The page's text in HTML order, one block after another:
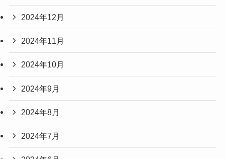
2024年12月
2024年11月
2024年10月
2024年9月
2024年8月
2024年7月